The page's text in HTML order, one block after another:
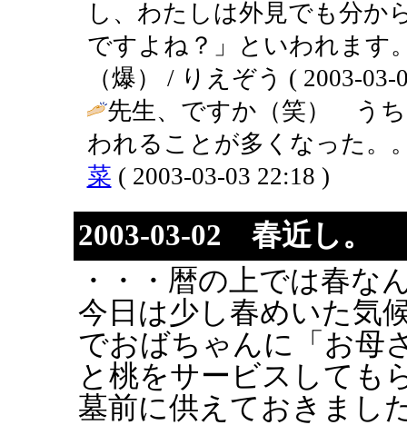
し、わたしは外見でも分か
ですよね？」といわれます
（爆） / りえぞう ( 2003-03-
先生、ですか（笑） う
われることが多くなった。
菜 ( 2003-03-03 22:18 )
2003-03-02 春近し。
・・・暦の上では春な
今日は少し春めいた気
でおばちゃんに「お母
と桃をサービスしても
墓前に供えておきまし